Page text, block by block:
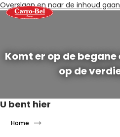
Overslaan en naar de inhoud gaan
Komt er op de
op de
U bent hier
Home